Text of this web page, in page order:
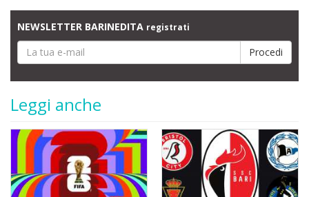
NEWSLETTER BARINEDITA registrati
Leggi anche